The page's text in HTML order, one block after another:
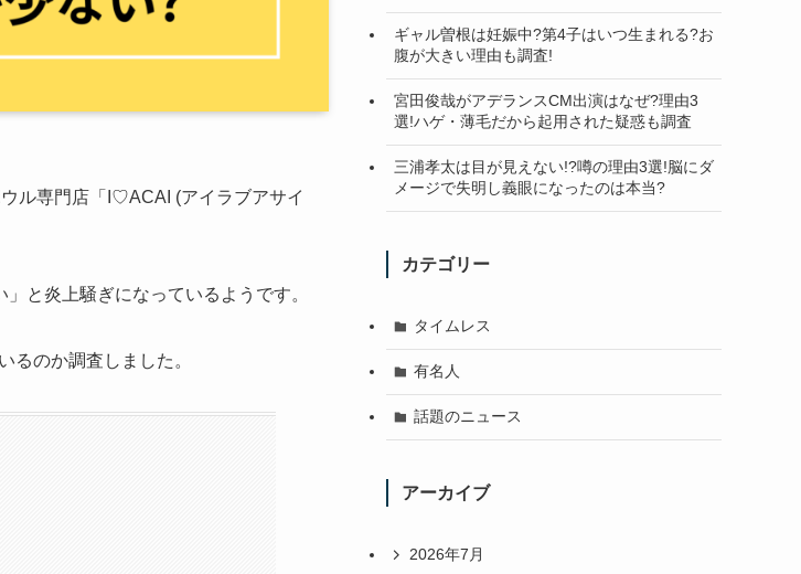
ル専門店「I♡ACAI (アイラブアサイ
と炎上騒ぎになっているようです。
るのか調査しました。
ギャル曽根は妊娠中?第4子はいつ生まれる?お
腹が大きい理由も調査!
宮田俊哉がアデランスCM出演はなぜ?理由3
選!ハゲ・薄毛だから起用された疑惑も調査
三浦孝太は目が見えない!?噂の理由3選!脳にダ
メージで失明し義眼になったのは本当?
カテゴリー
タイムレス
有名人
話題のニュース
アーカイブ
2026年7月